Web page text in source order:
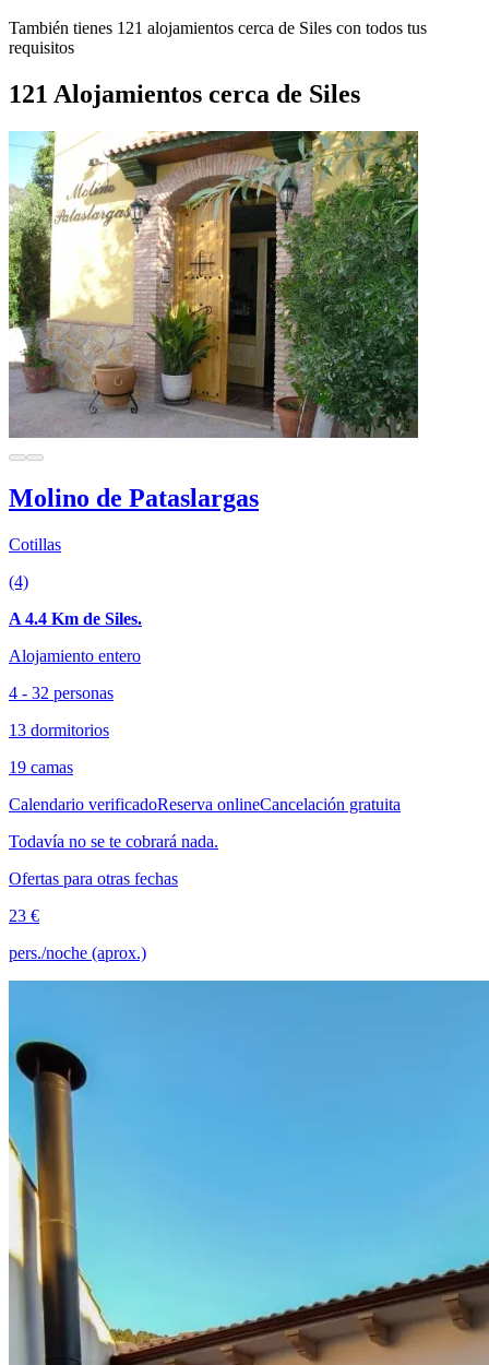
También tienes 121 alojamientos cerca de Siles con todos tus
requisitos
121 Alojamientos cerca de Siles
Molino de Pataslargas
Cotillas
(4)
A 4.4 Km de Siles.
Alojamiento entero
4 - 32 personas
13 dormitorios
19 camas
Calendario verificadoReserva onlineCancelación gratuita
Todavía no se te cobrará nada.
Ofertas para otras fechas
23 €
pers./noche (aprox.)